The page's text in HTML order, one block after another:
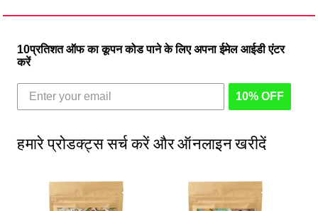
10प्रतिशत ऑफ का कूपन कोड पाने के लिए अपना ईमेल आईडी एंटर
करें
10% OFF
हमारे प्रोडक्ट्स सर्च करें और ऑनलाइन खरीदें